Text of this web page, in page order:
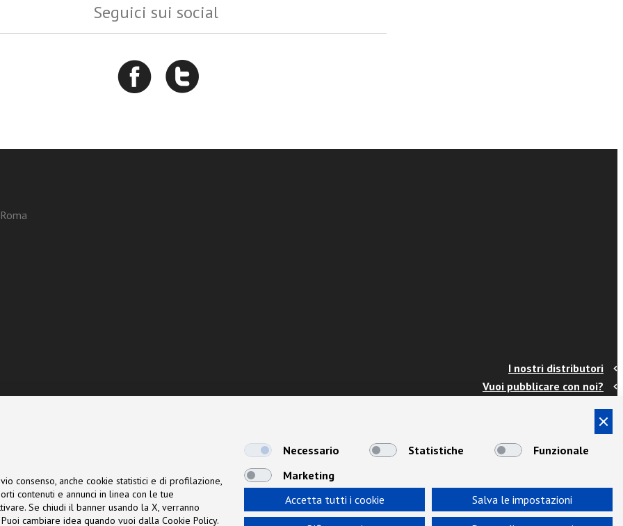
Seguici sui social
I nostri distributori
Vuoi pubblicare con noi?
Info e spedizioni
Termini e condizioni
Cookies
Area Docenti
Newsletter
consenso, anche cookie statistici e di profilazione,
contenuti e annunci in linea con le tue
Se chiudi il banner usando la X, verranno
cambiare idea quando vuoi dalla Cookie Policy.
Necessario Statistiche
Funzionale
Marketing
Accetta tutti i cookie
Salva le impostazioni